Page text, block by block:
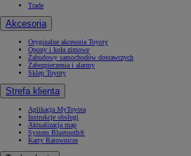
Trade
Akcesoria
Oryginalne akcesoria Toyoty
Opony i koła zimowe
Zabudowy samochodów dostawczych
Zabezpieczenia i alarmy
Sklep Toyoty
Strefa klienta
Aplikacja MyToyota
Instrukcje obsługi
Aktualizacja map
System Bluetooth®
Karty Ratownicze